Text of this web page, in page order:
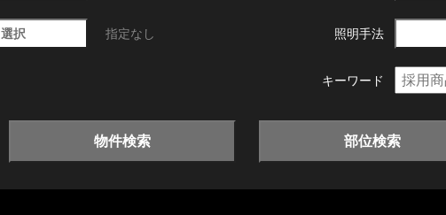
選択 指定なし 照明手法
キーワード
物件検索 部位検索